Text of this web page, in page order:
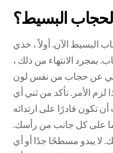
البسيط؟
البسيط الآن. أولاً ، خذي
بمجرد الانتهاء من ذلك ،
عن حجاب من نفس لون
الأمر. تأكد من ثني أي
تكون قادرًا على ارتدائه
على كل جانب من رأسك.
لا يبدو مسطحًا جدًا أو أي